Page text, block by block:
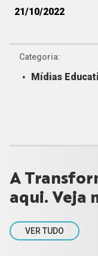
21/10/2022
Categoria:
Mídias
A
aqui. Veja
VER TUDO